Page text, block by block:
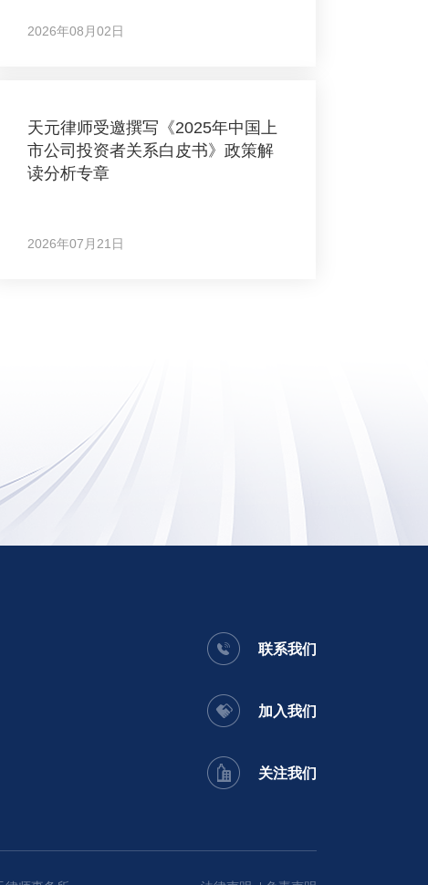
2026年08月02日
天元律师受邀撰写《2025年中国上
市公司投资者关系白皮书》政策解
读分析专章
2026年07月21日
联系我们
加入我们
关注我们